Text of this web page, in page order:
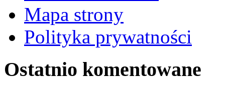
Mapa strony
Polityka prywatności
Ostatnio komentowane